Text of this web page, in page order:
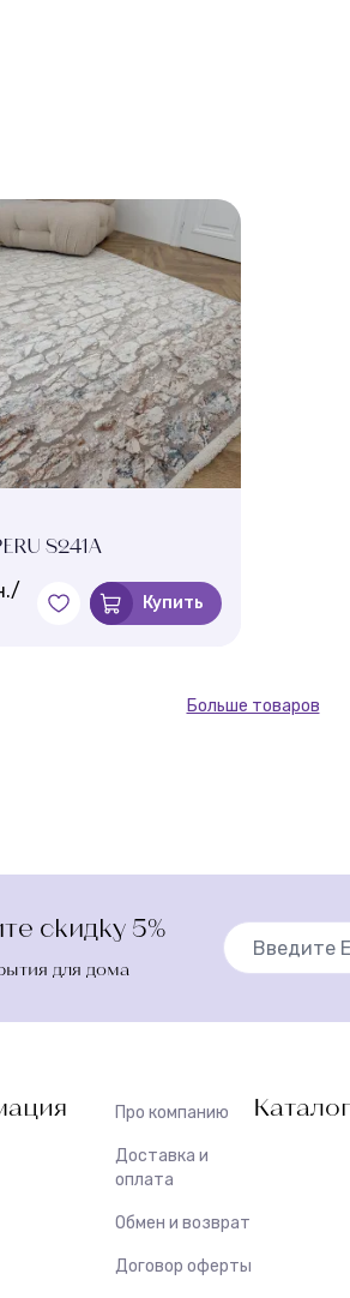
S241A
Купить
Больше товаров
скидку 5%
для дома
Про компанию
Доставка и
оплата
Обмен и возврат
Договор оферты
Каталог